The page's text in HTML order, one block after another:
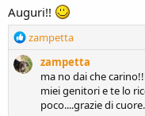
Auguri!!
R
a
zampetta
zampetta
ma no dai che
miei genitori e te lo
poco....grazie di